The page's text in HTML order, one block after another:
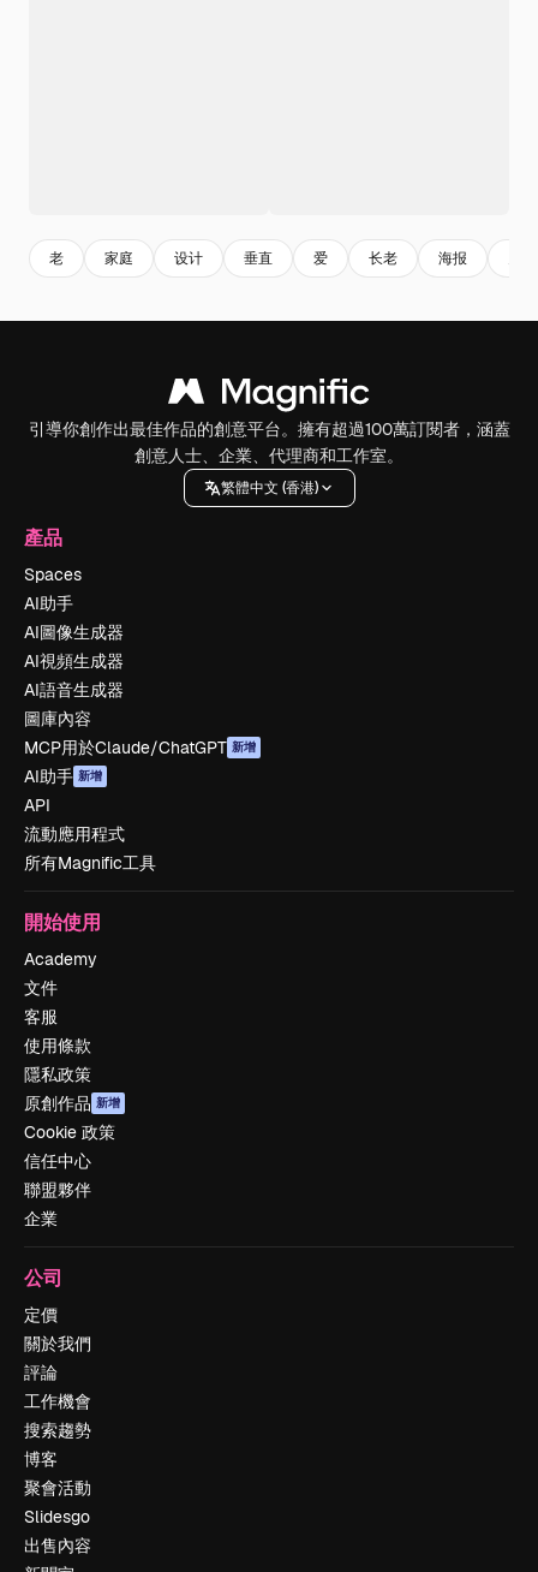
老 家庭 设计 垂直 爱 长老 海报
引導你創作出最佳作品的創意平台。擁有超過100萬訂閱者，涵蓋
創意人士、企業、代理商和工作室。
繁體中文 (香港)
產品
Spaces
AI助手
AI圖像生成器
AI視頻生成器
AI語音生成器
圖庫內容
MCP用於Claude/ChatGPT 新增
AI助手 新增
API
流動應用程式
所有Magnific工具
開始使用
Academy
文件
客服
使用條款
隱私政策
原創作品 新增
Cookie 政策
信任中心
聯盟夥伴
企業
公司
定價
關於我們
評論
工作機會
搜索趨勢
博客
聚會活動
Slidesgo
出售內容